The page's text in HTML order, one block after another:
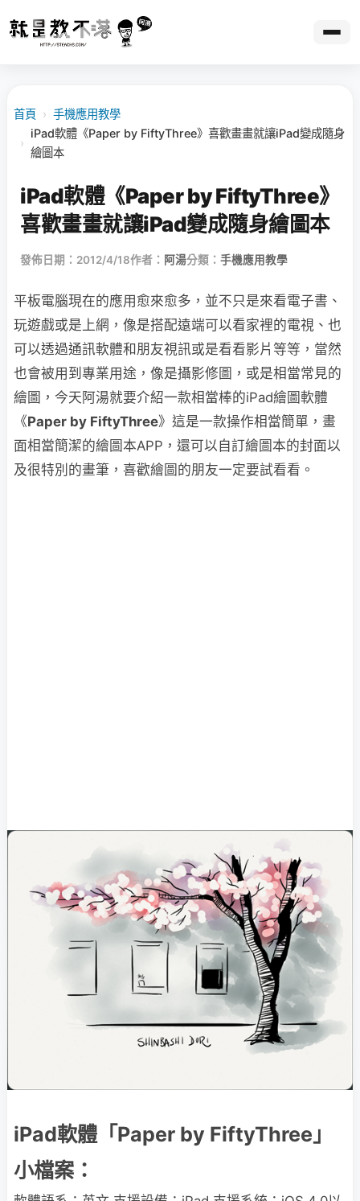
首頁 › 手機應用教學
›
iPad軟體《Paper by FiftyThree》喜歡畫畫就讓iPad變成隨身
繪圖本
iPad軟體《Paper by FiftyThree》
喜歡畫畫就讓iPad變成隨身繪圖本
發佈日期：2012/4/18作者： 阿湯分類： 手機應用教學
平板電腦現在的應用愈來愈多，並不只是來看電子書、
玩遊戲或是上網，像是搭配遠端可以看家裡的電視、也
可以透過通訊軟體和朋友視訊或是看看影片等等，當然
也會被用到專業用途，像是攝影修圖，或是相當常見的
繪圖，今天阿湯就要介紹一款相當棒的iPad繪圖軟體
《Paper by FiftyThree》這是一款操作相當簡單，畫
面相當簡潔的繪圖本APP，還可以自訂繪圖本的封面以
及很特別的畫筆，喜歡繪圖的朋友一定要試看看。
iPad軟體「Paper by FiftyThree」
小檔案：